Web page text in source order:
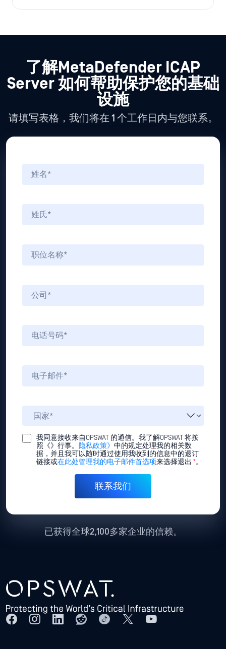
了解MetaDefender ICAP
Server如何帮助保护您的基础
设施
请填写表格，我们将在 1 个工作日内与您联系。
我同意接收来自OPSWAT 的通信。我了解OPSWAT 将按
照《》行事。
隐私政策》 中的规定处理我的相关数
据，并且我可以随时通过使用我收到的信息中的退订
链接或在此处管理我的电子邮件首选项来选择退出 *。
已获得全球2,100多家企业的信赖。